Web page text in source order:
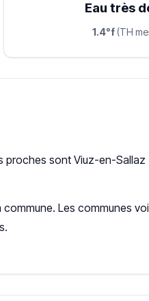
Eau très
1.4°f(TH
proches sont Viuz-en-Sallaz
Les communes